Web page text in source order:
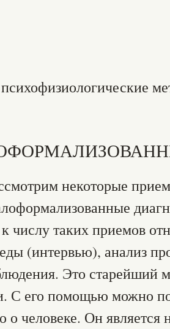
некоторые
числу таких приемов
(интервью), анализ
Это старейший
С его помощью можно
человеке. Он является